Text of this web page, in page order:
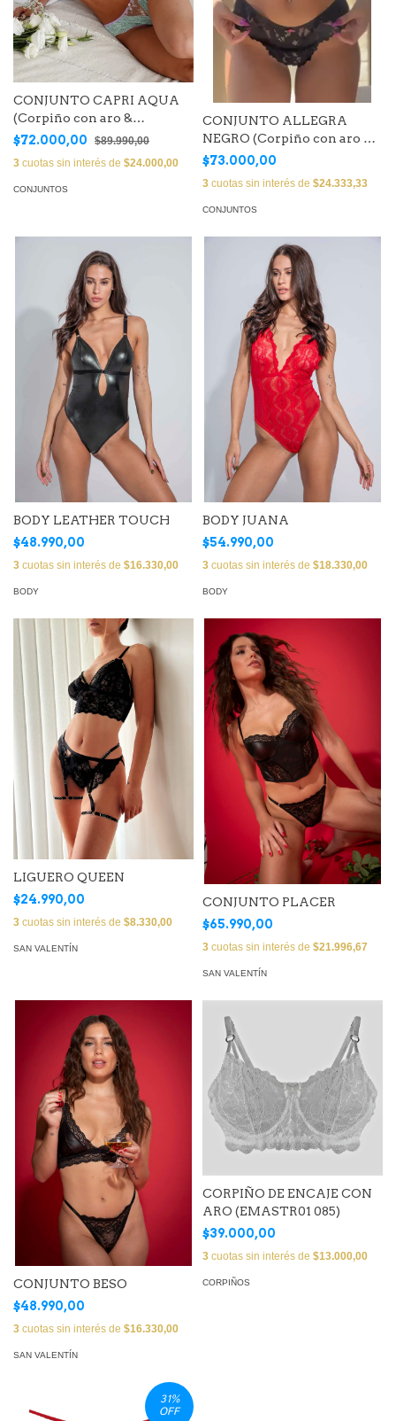
CONJUNTO CAPRI AQUA
(Corpiño con aro &
Bombacha Less)
$72.000,00
$89.990,00
3 cuotas sin interés de $24.000,00
CONJUNTOS
CONJUNTO ALLEGRA
NEGRO (Corpiño con aro &
Bombacha Less)
$73.000,00
3 cuotas sin interés de $24.333,33
CONJUNTOS
BODY LEATHER TOUCH
$48.990,00
3 cuotas sin interés de $16.330,00
BODY
BODY JUANA
$54.990,00
3 cuotas sin interés de $18.330,00
BODY
LIGUERO QUEEN
$24.990,00
3 cuotas sin interés de $8.330,00
SAN VALENTÍN
CONJUNTO PLACER
$65.990,00
3 cuotas sin interés de $21.996,67
SAN VALENTÍN
CONJUNTO BESO
$48.990,00
3 cuotas sin interés de $16.330,00
SAN VALENTÍN
CORPIÑO DE ENCAJE CON
ARO (EMASTR01 085)
$39.000,00
3 cuotas sin interés de $13.000,00
CORPIÑOS
31%
OFF